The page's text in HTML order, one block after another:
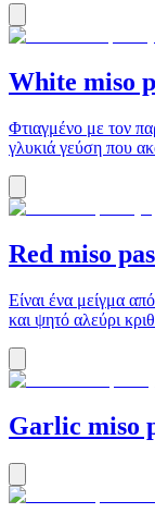
White miso
Φτιαγμένο με τον
γλυκιά γεύση που
Red miso
Είναι ένα μείγμα
και ψητό αλεύρι
Garlic miso